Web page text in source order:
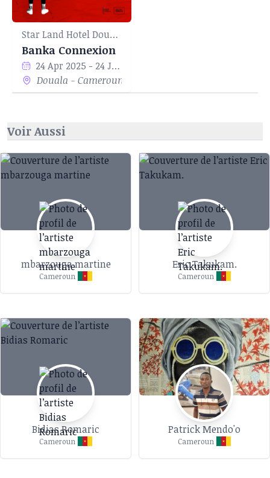
Star Land Hotel Douala
Banka Connexion
24 Apr 2025 - 24 Jun 2025
Douala - Cameroun
Voir Aussi
mbarzouga martine
Cameroun
Eric Takukam.
Cameroun
Bidias Romaric
Cameroun
Patrick Mendo'o
Cameroun